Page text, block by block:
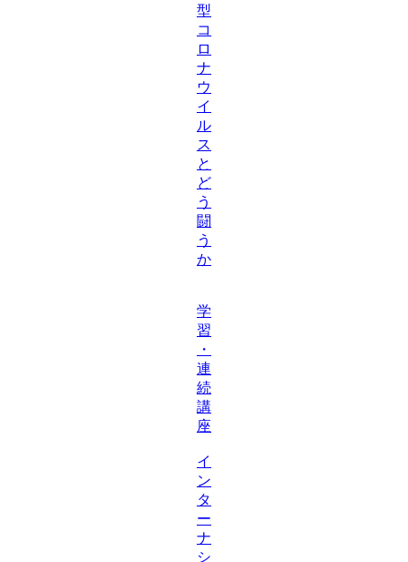
型
コ
ロ
ナ
ウ
イ
ル
ス
と
ど
う
闘
う
か
学
習
・
連
続
講
座
イ
ン
タ
ー
ナ
シ